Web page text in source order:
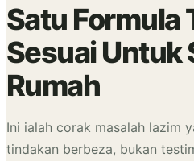
Satu Formula
Sesuai Untuk
Rumah
Ini ialah corak masalah lazim
tindakan berbeza, bukan